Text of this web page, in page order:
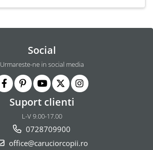
Social
Urmareste-ne in social media
Suport clienti
L-V 9.00-17.00
0728709900
office@caruciorcopii.ro